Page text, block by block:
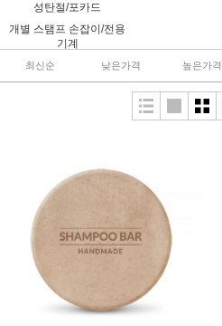
성탄절/포카드
개별 스탬프 손잡이/전용
기계
최신순 낮은가격 높은가격